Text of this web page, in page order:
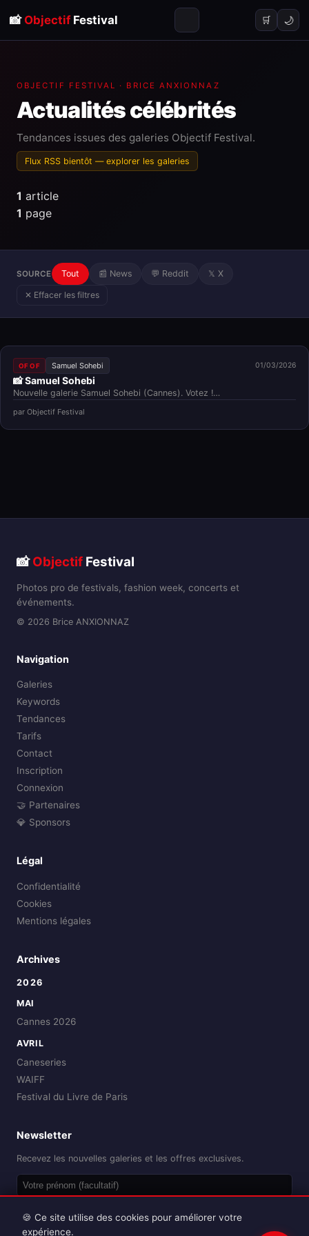
📸 ObjectifFestival 🛒 🌙
OBJECTIF FESTIVAL · BRICE ANXIONNAZ
Actualitéscélébrités
Tendances issues des galeries Objectif Festival.
Flux RSS bientôt —explorer les galeries
1 article
1 page
SOURCE Tout 📰 News 💬 Reddit 𝕏 X
✕ Effacer les filtres
OF OF Samuel Sohebi 01/03/2026
📸 Samuel Sohebi
Nouvelle galerie Samuel Sohebi (Cannes). Votez !…
par Objectif Festival
📸Objectif Festival
Photos pro de festivals, fashion week, concerts et
événements.
© 2026 Brice ANXIONNAZ
Navigation
Galeries
Keywords
Tendances
Tarifs
Contact
Inscription
Connexion
🤝 Partenaires
💎 Sponsors
Légal
Confidentialité
Cookies
Mentions légales
Archives
2026
MAI
Cannes 2026
AVRIL
Caneseries
WAIFF
Festival du Livre de Paris
Newsletter
Recevez les nouvelles galeries et les offres exclusives.
🍪 Ce site utilise des cookies pour améliorer votre
expérience.